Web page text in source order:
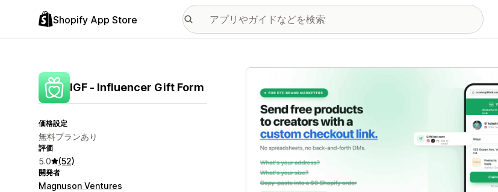
Shopify App Store
IGF ‑ Influencer Gift Form
価格設定
無料プランあり
評価
5.0 (52)
開発者
Magnuson Ventures
特集の画像ギャラリー